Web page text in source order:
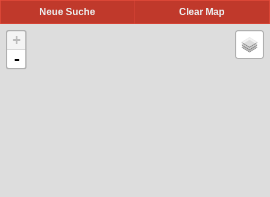
Clear Map
Neue Suche
+
-